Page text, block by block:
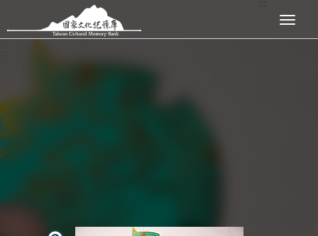
跳到主要內容區塊 展開選單